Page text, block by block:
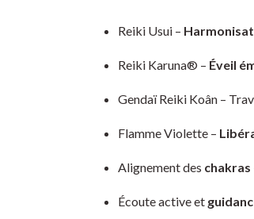
Reiki Usui –
Reiki Karuna® – Éveil
Gendaï Reiki Koân –
Flamme Violette –
Alignement des chakras
Écoute active et